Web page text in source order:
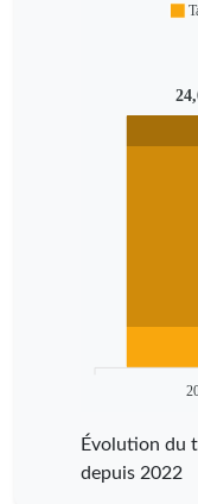
Évolution du
depuis 2022